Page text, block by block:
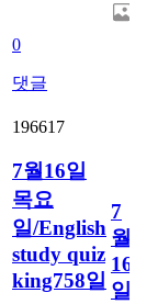
0
댓글
196617
7월16일
목요
일/English
study quiz
king758일
7
월
16
일